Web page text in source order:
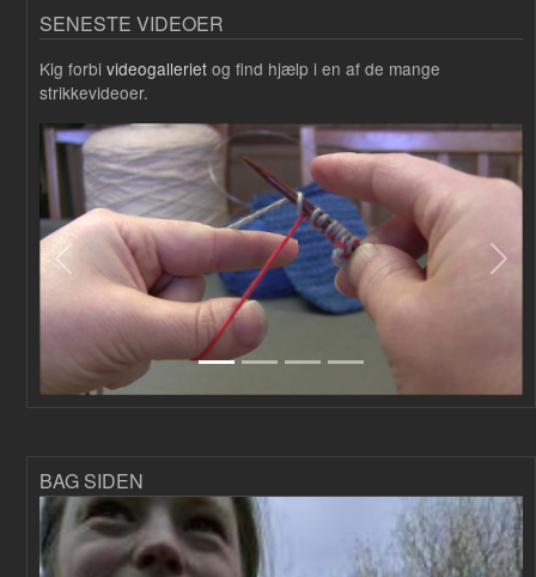
SENESTE VIDEOER
Kig forbi videogalleriet og find hjælp i en af de mange
strikkevideoer.
Forrige
BAG SIDEN